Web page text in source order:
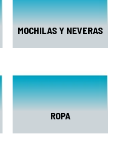
MOCHILAS Y NEVERAS
ROPA